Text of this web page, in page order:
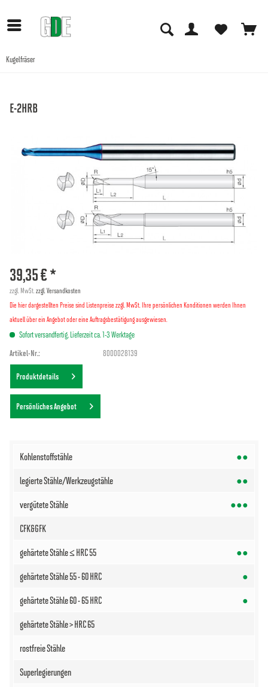
Kugelfräser
E-2HRB
39,35 € *
zzgl. MwSt. zzgl. Versandkosten
Die hier dargestellten Preise sind Listenpreise zzgl. MwSt. Ihre persönlichen Konditionen werden Ihnen
aktuell über ein Angebot oder eine Auftragsbestätigung ausgewiesen.
Sofort versandfertig, Lieferzeit ca. 1-3 Werktage
Artikel-Nr.:
8000028139
Produktdetails
Persönliches Angebot
●●
●●
●●●
●●
●
●